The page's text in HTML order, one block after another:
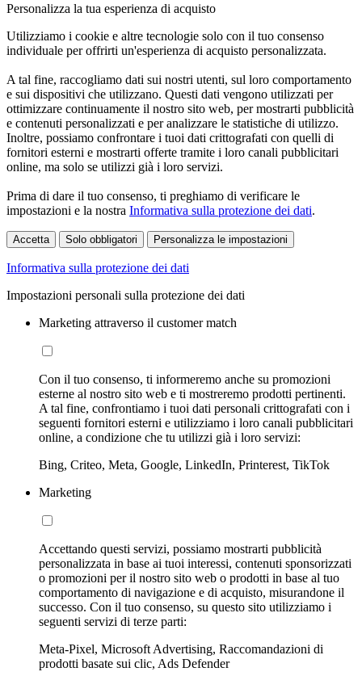
Personalizza la tua esperienza di acquisto
Utilizziamo i cookie e altre tecnologie solo con il tuo consenso
individuale per offrirti un'esperienza di acquisto personalizzata.
A tal fine, raccogliamo dati sui nostri utenti, sul loro comportamento
e sui dispositivi che utilizzano. Questi dati vengono utilizzati per
ottimizzare continuamente il nostro sito web, per mostrarti pubblicità
e contenuti personalizzati e per analizzare le statistiche di utilizzo.
Inoltre, possiamo confrontare i tuoi dati crittografati con quelli di
fornitori esterni e mostrarti offerte tramite i loro canali pubblicitari
online, ma solo se utilizzi già i loro servizi.
Prima di dare il tuo consenso, ti preghiamo di verificare le
impostazioni e la nostra Informativa sulla protezione dei dati.
Accetta Solo obbligatori Personalizza le impostazioni
Informativa sulla protezione dei dati
Impostazioni personali sulla protezione dei dati
Marketing attraverso il customer match
Con il tuo consenso, ti informeremo anche su promozioni
esterne al nostro sito web e ti mostreremo prodotti pertinenti.
A tal fine, confrontiamo i tuoi dati personali crittografati con i
seguenti fornitori esterni e utilizziamo i loro canali pubblicitari
online, a condizione che tu utilizzi già i loro servizi:
Bing, Criteo, Meta, Google, LinkedIn, Printerest, TikTok
Marketing
Accettando questi servizi, possiamo mostrarti pubblicità
personalizzata in base ai tuoi interessi, contenuti sponsorizzati
o promozioni per il nostro sito web o prodotti in base al tuo
comportamento di navigazione e di acquisto, misurandone il
successo. Con il tuo consenso, su questo sito utilizziamo i
seguenti servizi di terze parti:
Meta-Pixel, Microsoft Advertising, Raccomandazioni di
prodotti basate sui clic, Ads Defender